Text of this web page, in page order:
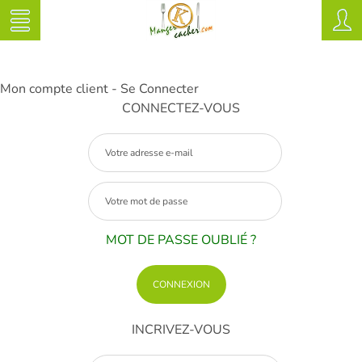
Mon compte client - Se Connecter
CONNECTEZ-VOUS
MOT DE PASSE OUBLIÉ ?
INCRIVEZ-VOUS